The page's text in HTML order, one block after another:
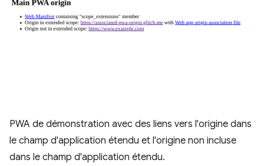
PWA de démonstration avec des liens vers l'origine dans
le champ d'application étendu et l'origine non incluse
dans le champ d'application étendu.